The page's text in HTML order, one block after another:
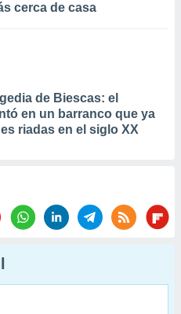
cerca de casa
de Biescas: el
en un barranco que ya
riadas en el siglo XX